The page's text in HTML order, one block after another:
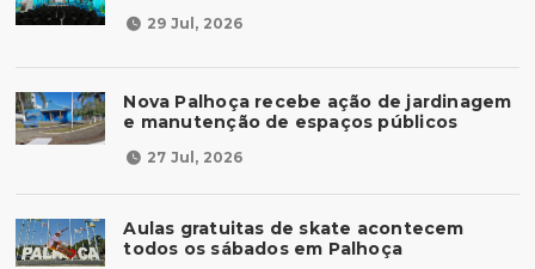
29 Jul, 2026
Nova Palhoça recebe ação de jardinagem
e manutenção de espaços públicos
27 Jul, 2026
Aulas gratuitas de skate acontecem
todos os sábados em Palhoça